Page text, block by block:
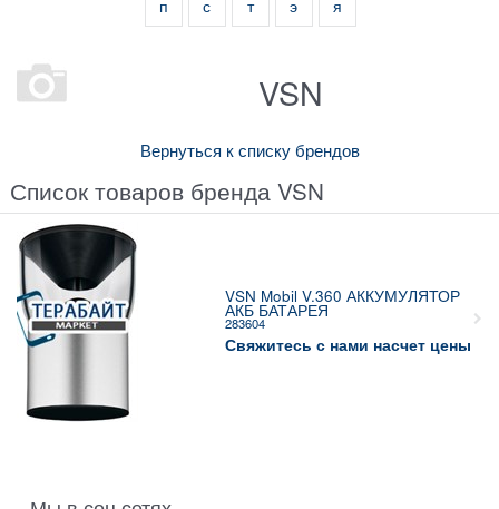
п с т э я
VSN
Вернуться к списку брендов
Список товаров бренда VSN
VSN Mobil V.360 АККУМУЛЯТОР
АКБ БАТАРЕЯ
283604
Свяжитесь с нами насчет цены